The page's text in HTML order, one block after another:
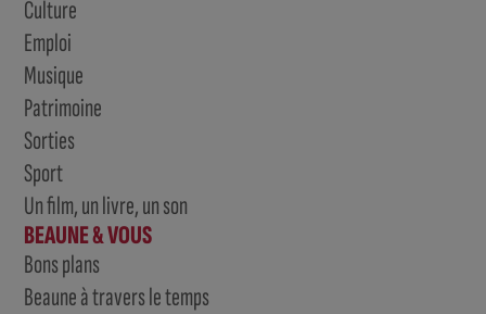
Culture
Emploi
Musique
Patrimoine
Sorties
Sport
Un film, un livre, un son
BEAUNE & VOUS
Bons plans
Beaune à travers le temps